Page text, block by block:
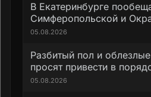
В Екатеринбурге
Симферопольской и
05.08.2026
Разбитый пол и
просят привести в
05.08.2026